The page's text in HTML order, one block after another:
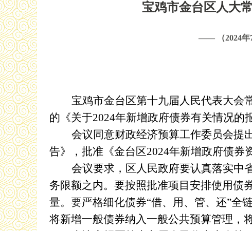
宝鸡市金台区人大
—— （2024年7
宝鸡市金台区第十九届人民代表大会
的《关于2024年新增政府债券有关情况的
会议同意财政经济预算工作委员会提
告》，批准《金台区2024年新增政府债券
会议要求，区人民政府要认真落实中
务限额之内。要按照批准项目安排使用债
量。 要严格细化债券“借、用、管、还”全
将新增一般债券纳入一般公共预算管理，